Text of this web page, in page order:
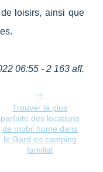
loisirs, ainsi que
06:55 - 2 163 aff.
Trouver la plus
parfaite des locations
de mobil home dans
le Gard en camping
familial